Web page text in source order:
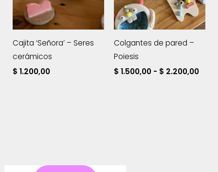
Cajita ‘Señora’ – Seres
cerámicos
$ 1.200,00
Colgantes de pared –
Poiesis
$ 1.500,00 - $ 2.200,00